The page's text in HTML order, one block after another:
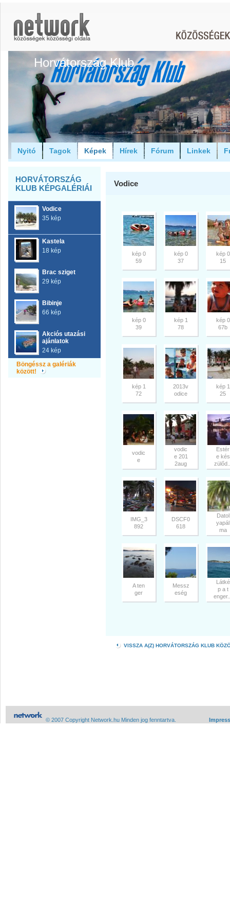
Horvátország Klub
Nyitó Tagok Képek Hírek Fórum Linkek
HORVÁTORSZÁG
KLUB KÉPGALÉRIÁI
Vodice
35 kép
Kastela
18 kép
Brac sziget
29 kép
Bibinje
66 kép
Akciós utazási
ajánlatok
24 kép
Böngéssz a galériák
között!
Vodice
kép 0
59
kép 0
37
kép 0
15
kép 0
39
kép 1
78
kép 0
67b
kép 1
72
2013v
odice
kép 1
25
vodic
e
vodic
e 201
2aug
Estér
e kés
IMG_3
892
DSCF0
618
Datol
yapál
ma
A ten
ger
Messz
eség
Látké
p a t
VISSZA A(Z) HORVÁTORSZÁG KLUB
© 2007 Copyright Network.hu Minden jog fenntartva.